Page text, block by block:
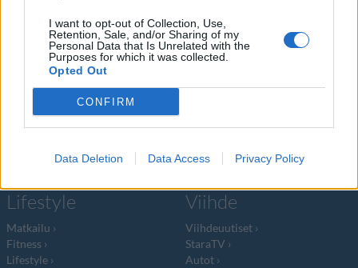
I want to opt-out of Collection, Use,
Retention, Sale, and/or Sharing of my
Personal Data that Is Unrelated with the
Purposes for which it was collected.
Opted Out
CONFIRM
Data Deletion Data Access Privacy Policy
Tietoa meistä
Tietosuojalauseke
Yhteistyössä
Kesä!
Lifestyle
Matkailu
Fitness
Lifestyle
Viihde
Viihdeuutiset
StaraTV
Autot